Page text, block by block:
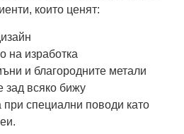
които ценят:
на изработка
и благородните метали
зад всяко бижу
специални поводи като